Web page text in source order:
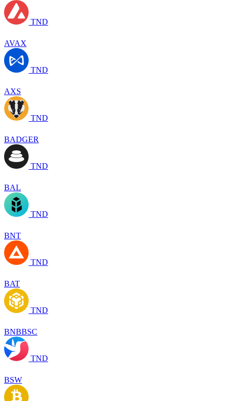
TND
AVAX
TND
AXS
TND
BADGER
TND
BAL
TND
BNT
TND
BAT
TND
BNBBSC
TND
BSW